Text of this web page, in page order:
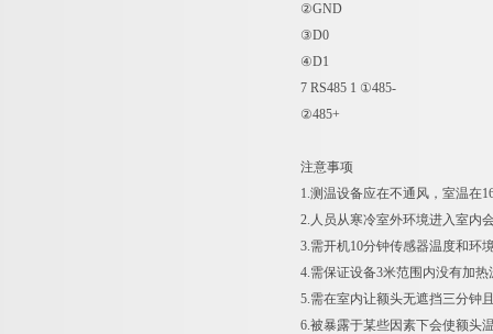
②GND
③D0
④D1
7 RS485 1 ①485-
②485+
注意事项
1.测温设备应在不通风，室温在
2.人员从寒冷室外环境进入室内
3.需开机10分钟传感器温度和环
4.需保证设备3米范围内没有加
5.需在室内让额头无遮挡三分钟
6.被暴露于某些因素下会使额头